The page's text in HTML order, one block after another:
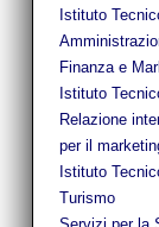
Istituto
Finanza e
Istituto
Relazione
per il
Istituto
Turismo